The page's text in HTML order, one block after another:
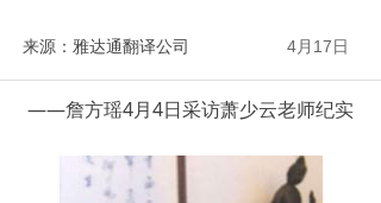
4月17日
——詹方瑶4月4日采访萧少云老师纪实
来源：雅达通翻译公司